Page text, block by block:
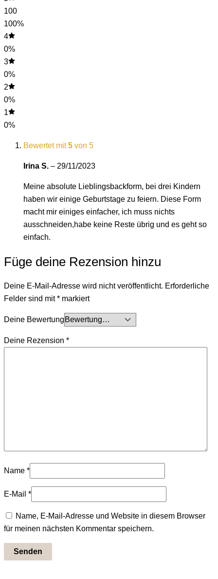
100
100%
4
0%
3
0%
2
0%
1
0%
Bewertet mit5 von 5
Irina S. – 29/11/2023
Meine absolute Lieblingsbackform, bei drei Kindern
haben wir einige Geburtstage zu feiern. Diese Form
macht mir einiges einfacher, ich muss nichts
ausschneiden,habe keine Reste übrig und es geht so
einfach.
Füge deine Rezension hinzu
Deine E-Mail-Adresse wird nicht veröffentlicht. Erforderliche
Felder sind mit* markiert
Deine Bewertung
Deine Rezension *
Name *
E-Mail *
Name, E-Mail-Adresse und Website in diesem Browser
für meinen nächsten Kommentar speichern.